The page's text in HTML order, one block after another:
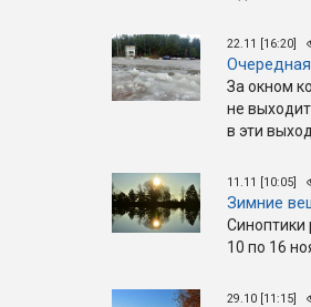
22.11 [16:20]
За окном
не
в эти
11.11 [10:05]
Зимние
Синоптики
10 по 16
29.10 [11:15]